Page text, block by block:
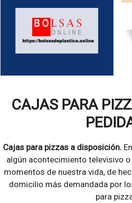
CAJAS PARA
Cajas para pizzas a disposición.
algún acontecimiento televisivo
momentos de nuestra vida, de
domicilio más demandada por
para